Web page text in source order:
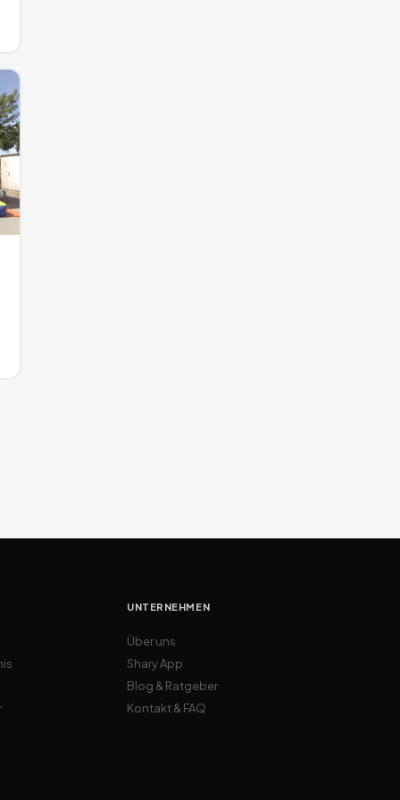
UNTERNEHMEN
Über uns
Shary App
Blog & Ratgeber
Kontakt & FAQ